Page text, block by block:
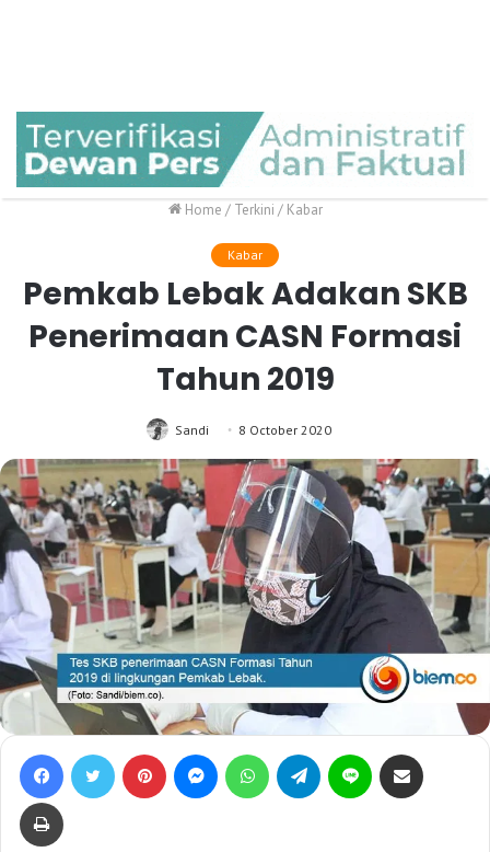
Home / Terkini / Kabar
Kabar
Pemkab Lebak Adakan SKB
Penerimaan CASN Formasi
Tahun 2019
Sandi 8 October 2020